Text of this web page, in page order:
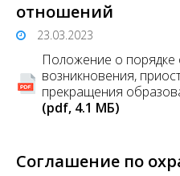
отношений
23.03.2023
Положение о
возникновения,
прекращения
(pdf, 4.1 MБ)
Соглашение по